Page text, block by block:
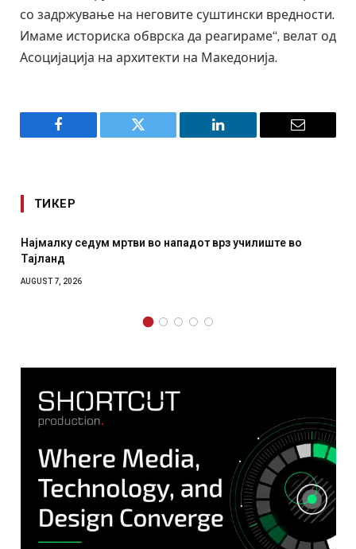
со задржување на неговите суштински вредности.
Имаме историска обврска да реагираме“, велат од
Асоцијација на архитекти на Македонија.
Facebook Twitter LinkedIn Email
ТИКЕР
СОЗИС: Украинците повеќе им веруваат на
AUGUST 7, 2026